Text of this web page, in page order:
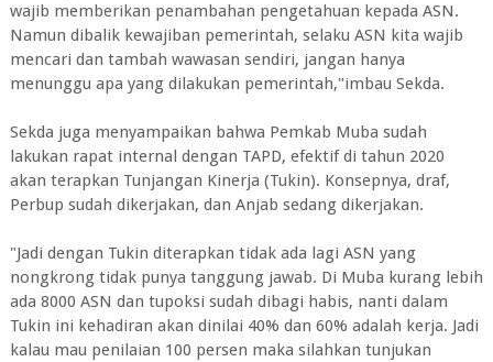
wajib memberikan penambahan pengetahuan kepada ASN.
Namun dibalik kewajiban pemerintah, selaku ASN kita wajib
mencari dan tambah wawasan sendiri, jangan hanya
menunggu apa yang dilakukan pemerintah,"imbau Sekda.
Sekda juga menyampaikan bahwa Pemkab Muba sudah
lakukan rapat internal dengan TAPD, efektif di tahun 2020
akan terapkan Tunjangan Kinerja (Tukin). Konsepnya, draf,
Perbup sudah dikerjakan, dan Anjab sedang dikerjakan.
"Jadi dengan Tukin diterapkan tidak ada lagi ASN yang
nongkrong tidak punya tanggung jawab. Di Muba kurang lebih
ada 8000 ASN dan tupoksi sudah dibagi habis, nanti dalam
Tukin ini kehadiran akan dinilai 40% dan 60% adalah kerja. Jadi
kalau mau penilaian 100 persen maka silahkan tunjukan